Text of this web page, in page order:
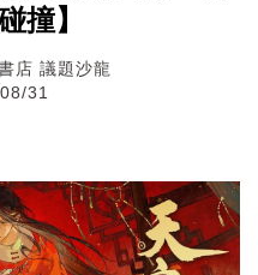
撞】
店 議題沙龍
31